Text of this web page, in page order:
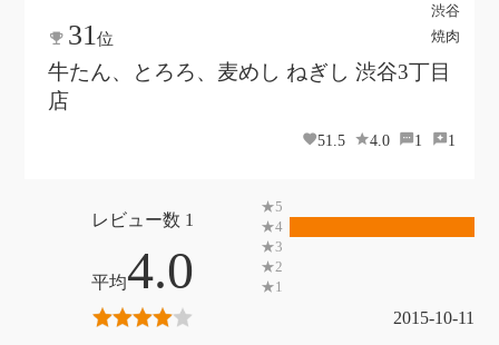
渋谷
焼肉
31位
牛たん、とろろ、麦めし ねぎし 渋谷3丁目
店
51.5 4.0 1 1
1
4.0
2015-10-11